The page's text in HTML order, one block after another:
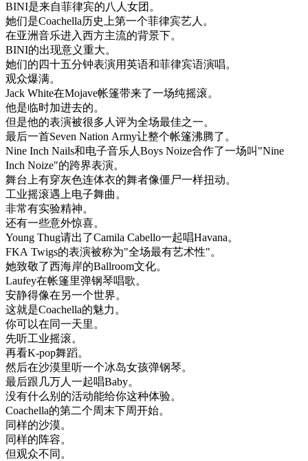
BINI是来自菲律宾的八人女团 。
她们是Coachella历史上第一个菲律宾艺人。
在亚洲音乐进入西方主流的背景下。
BINI的出现意义重大。
她们的 四十五分钟表演用英语和菲律宾语演唱。
观众爆满。
Jack White在Mojave帐篷带来了一场纯摇滚。
他是临时加进去的。
但是他的表演被很多人评为全场最佳之一。
最后一首Seven Nation Army让整个帐篷沸腾了。
Nine Inch Nails和电子音乐人Boys Noize合作了一场叫 "Nine
Inch Noize"的跨界表演。
舞台上有穿灰色连体衣的舞者像僵尸一样扭动。
工业摇滚遇上电子舞曲。
非常有实验精神。
还有一些意外惊喜。
Young Thug请出了Camila Cabello一起唱Havana。
FKA Twigs的表演被称为"全场最有艺术性"。
她致敬了西海岸的Ballroom文化。
Laufey在帐篷里弹钢琴唱歌。
安静得像在另一个世界。
这就是Coachella的魅力。
你可以在同一天里。
先听工业摇滚。
再看K-pop舞蹈。
然后在沙漠里听一个冰岛女孩弹钢琴。
最后跟几万人一起唱Baby。
没有什么别的活动能给你这种体验。
Coachella的第二个周末下周开始。
同样的沙漠。
同样的阵容。
但观众不同 。